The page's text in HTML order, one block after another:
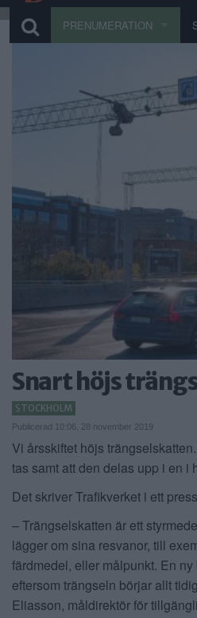
PRENUMERATION
Snart höjs
STOCKHOLM
Publicerad 10:06, 28 november 2019
Vi årsskiftet höjs
tas samt att den delas upp i en i
Det skriver Trafikverket i ett
– Trängselskatten är ett
lägger om sina resvanor, till
färdmedel, eller målpunkt. En
eftersom trängseln börjar allt
Eliasson, måldirektör för